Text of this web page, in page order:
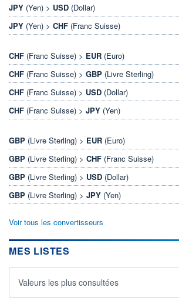
JPY (Yen) > USD (Dollar)
JPY (Yen) > CHF (Franc Suisse)
CHF (Franc Suisse) > EUR (Euro)
CHF (Franc Suisse) > GBP (Livre Sterling)
CHF (Franc Suisse) > USD (Dollar)
CHF (Franc Suisse) > JPY (Yen)
GBP (Livre Sterling) > EUR (Euro)
GBP (Livre Sterling) > CHF (Franc Suisse)
GBP (Livre Sterling) > USD (Dollar)
GBP (Livre Sterling) > JPY (Yen)
Voir tous les convertisseurs
MES LISTES
Valeurs les plus consultées